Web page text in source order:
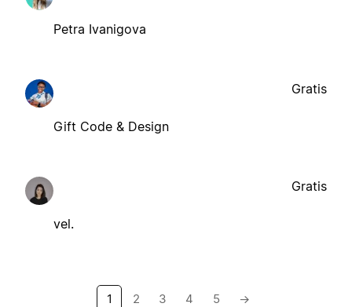
Petra Ivanigova
Gift Code & Design
Gratis
vel.
Gratis
1 2 3 4 5 →